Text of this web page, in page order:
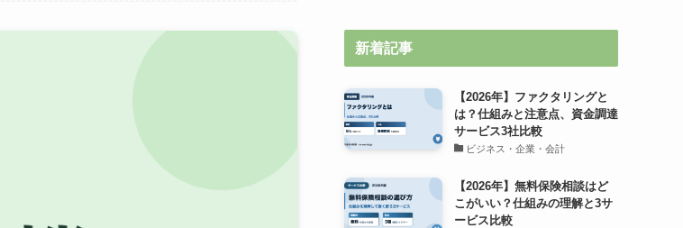
新着記事
【2026年】ファクタリングと
は？仕組みと注意点、資金調達
サービス3社比較
ビジネス・企業・会計
【2026年】無料保険相談はど
こがいい？仕組みの理解と3サ
ービス比較